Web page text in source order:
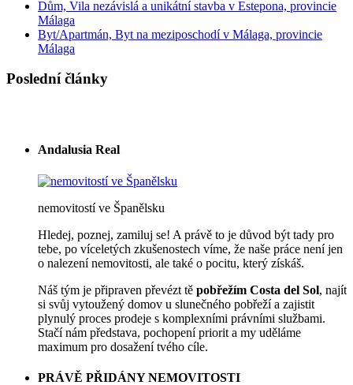
Dům, Vila nezávislá a unikátní stavba v Estepona, provincie
Málaga
Byt/Apartmán, Byt na meziposchodí v Málaga, provincie
Málaga
Poslední články
Andalusia Real
nemovitostí ve Španělsku
Hledej, poznej, zamiluj se! A právě to je důvod být tady pro
tebe, po víceletých zkušenostech víme, že naše práce není jen
o nalezení nemovitosti, ale také o pocitu, který získáš.
Náš tým je připraven převézt těpobřežím Costa del Sol, najít
si svůj vytoužený domov u slunečného pobřeží a zajistit
plynulý proces prodeje s komplexními právními službami.
Stačí nám představa, pochopení priorit a my uděláme
maximum pro dosažení tvého cíle.
PRÁVĚ PŘIDÁNY NEMOVITOSTI